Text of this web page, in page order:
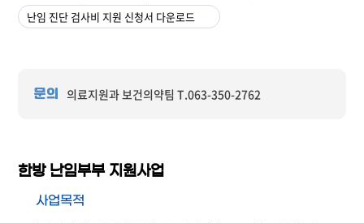
난임 진단 검사비 지원 신청서 다운로드
문의 의료지원과 보건의약팀 T.063-350-2762
한방 난임부부 지원사업
사업목적